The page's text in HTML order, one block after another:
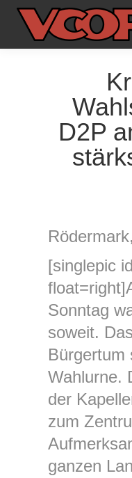
D2P
[singlepic
Sonntag
soweit.
Bürgertum
Wahlurne.
der
zum
ganzen